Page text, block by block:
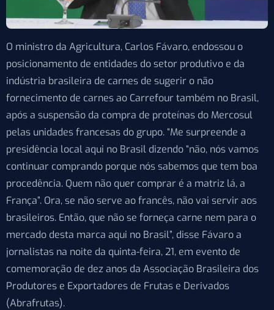
O ministro da Agricultura, Carlos Fávaro, endossou o
posicionamento de entidades do setor produtivo e da
indústria brasileira de carnes de sugerir o não
fornecimento de carnes ao Carrefour também no Brasil,
após a suspensão da compra de proteínas do Mercosul
pelas unidades francesas do grupo. “Me surpreende a
presidência local aqui no Brasil dizendo “não, nós vamos
continuar comprando porque nós sabemos que tem boa
procedência. Quem não quer comprar é a matriz lá, a
França”. Ora, se não serve ao francês, não vai servir aos
brasileiros. Então, que não se forneça carne nem para o
mercado desta marca aqui no Brasil”, disse Fávaro a
jornalistas na noite da quinta-feira, 21, em evento de
comemoração de dez anos da Associação Brasileira dos
Produtores e Exportadores de Frutas e Derivados
(Abrafrutas).